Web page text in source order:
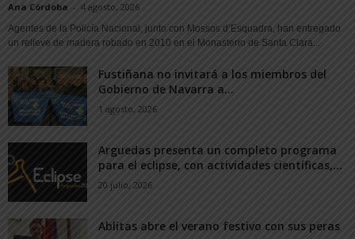
Ana Córdoba - 4 agosto, 2026
Agentes de la Policía Nacional, junto con Mossos d’Esquadra, han entregado
un relieve de madera robado en 2010 en el Monasterio de Santa Clara...
Fustiñana no invitará a los miembros del
Gobierno de Navarra a...
1 agosto, 2026
Arguedas presenta un completo programa
para el eclipse, con actividades científicas,...
20 julio, 2026
Ablitas abre el verano festivo con sus peras